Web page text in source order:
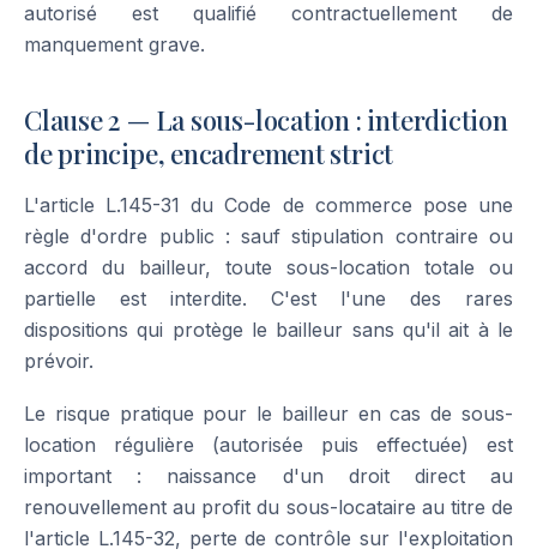
autorisé est qualifié contractuellement de
manquement grave.
Clause 2 — La sous-location : interdiction
de principe, encadrement strict
L'article L.145-31 du Code de commerce pose une
règle d'ordre public : sauf stipulation contraire ou
accord du bailleur, toute sous-location totale ou
partielle est interdite. C'est l'une des rares
dispositions qui protège le bailleur sans qu'il ait à le
prévoir.
Le risque pratique pour le bailleur en cas de sous-
location régulière (autorisée puis effectuée) est
important : naissance d'un droit direct au
renouvellement au profit du sous-locataire au titre de
l'article L.145-32, perte de contrôle sur l'exploitation